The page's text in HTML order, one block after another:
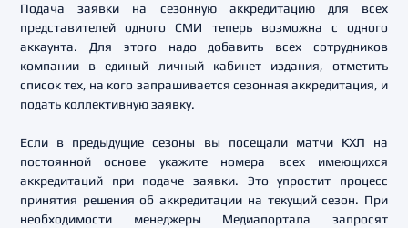
Подача заявки на сезонную аккредитацию для всех
представителей одного СМИ теперь возможна с одного
аккаунта. Для этого надо добавить всех сотрудников
компании в единый личный кабинет издания, отметить
список тех, на кого запрашивается сезонная аккредитация, и
подать коллективную заявку.
Если в предыдущие сезоны вы посещали матчи КХЛ на
постоянной основе укажите номера всех имеющихся
аккредитаций при подаче заявки. Это упростит процесс
принятия решения об аккредитации на текущий сезон. При
необходимости менеджеры Медиапортала запросят